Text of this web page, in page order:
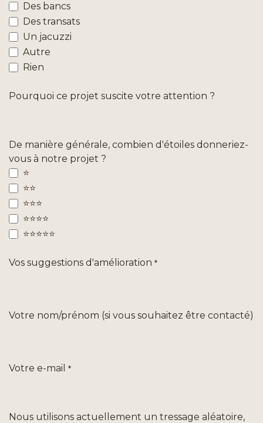
Des bancs
Des transats
Un jacuzzi
Autre
Rien
Pourquoi ce projet suscite votre attention ?
De manière générale, combien d'étoiles donneriez-
vous à notre projet ?
⭐
⭐⭐
⭐⭐⭐
⭐⭐⭐⭐
⭐⭐⭐⭐⭐
Vos suggestions d'amélioration *
Votre nom/prénom (si vous souhaitez être contacté)
Votre e-mail *
Nous utilisons actuellement un tressage aléatoire,